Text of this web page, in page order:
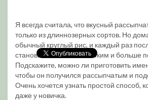
Я всегда считала, что вкусный
только из длиннозерных сортов. Но
обычный круглый рис, и каждый раз
становится слишком липким и больше
Подскажите, можно ли приготовить
чтобы он получился рассыпчатым и
Очень хочется узнать простой способ,
даже у новичка.